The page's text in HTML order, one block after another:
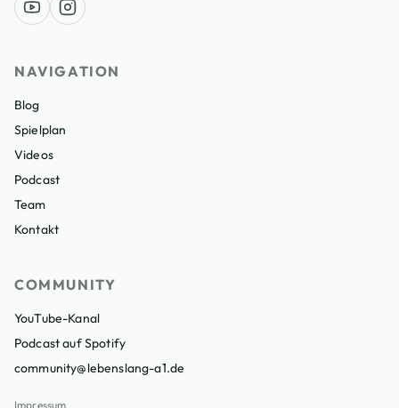
NAVIGATION
Blog
Spielplan
Videos
Podcast
Team
Kontakt
COMMUNITY
YouTube-Kanal
Podcast auf Spotify
community@lebenslang-a1.de
Impressum